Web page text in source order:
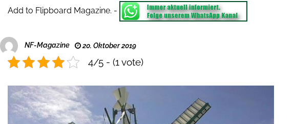
Add to Flipboard Magazine. -
NF-Magazine 20. Oktober 2019
4/5 - (1 vote)